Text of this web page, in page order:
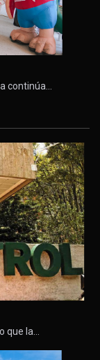
continúa…
que la…